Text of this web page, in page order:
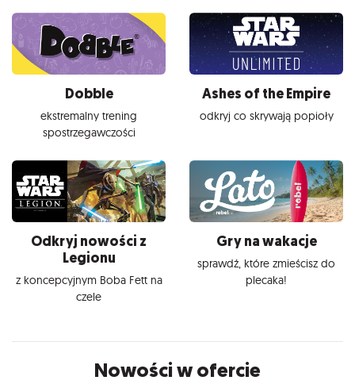
Dobble
ekstremalny trening
spostrzegawczości
Ashes of the Empire
odkryj co skrywają popioły
Odkryj nowości z
Legionu
z koncepcyjnym Boba Fett na
czele
Gry na wakacje
sprawdź, które zmieścisz do
plecaka!
Nowości w ofercie